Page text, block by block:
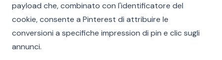
payload che, combinato con l'identificatore del
cookie, consente a Pinterest di attribuire le
conversioni a specifiche impression di pin e clic sugli
annunci.